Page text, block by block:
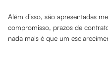
Além disso, são apresentadas
compromisso, prazos de
nada mais é que um